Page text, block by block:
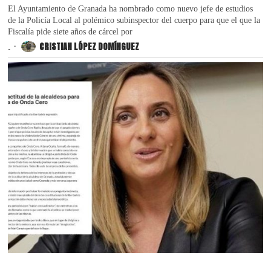
El Ayuntamiento de Granada ha nombrado como nuevo jefe de estudios
de la Policía Local al polémico subinspector del cuerpo para que el que la
Fiscalía pide siete años de cárcel por
. CRISTIAN LÓPEZ DOMÍNGUEZ